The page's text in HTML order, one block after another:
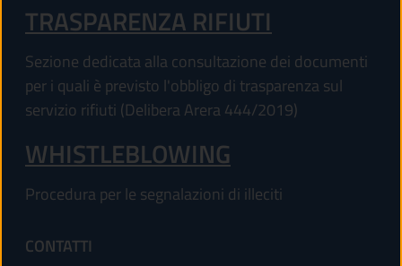
TRASPARENZA RIFIUTI
Sezione dedicata alla consultazione dei documenti
per i quali è previsto l'obbligo di trasparenza sul
servizio rifiuti (Delibera Arera 444/2019)
WHISTLEBLOWING
Procedura per le segnalazioni di illeciti
CONTATTI